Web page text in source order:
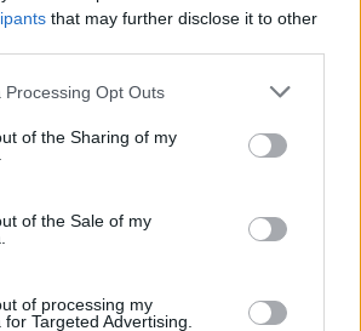
that may further disclose it to other
website/app uses one or more Google
or usage behaviour. You may click to
to Google and its third-party tags to
specified purposes in below Google
Processing Opt Outs
of the Sharing of my
of the Sale of my
of processing my
Targeted Advertising.
in Sala delle Lapidi.